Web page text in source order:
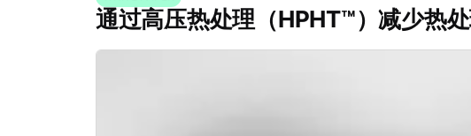
通过高压热处理（HPHT™）减少热